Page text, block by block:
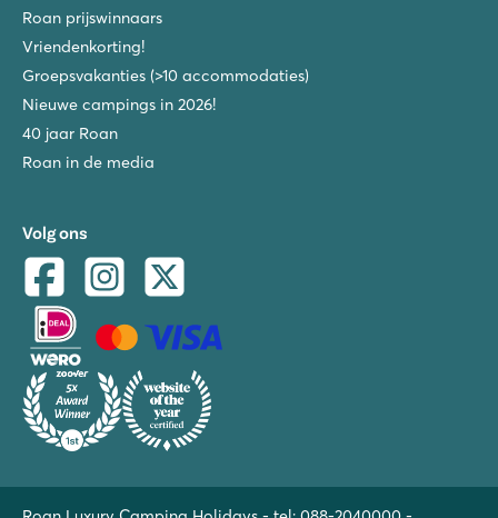
Roan prijswinnaars
Vriendenkorting!
Groepsvakanties (>10 accommodaties)
Nieuwe campings in 2026!
40 jaar Roan
Roan in de media
Volg ons